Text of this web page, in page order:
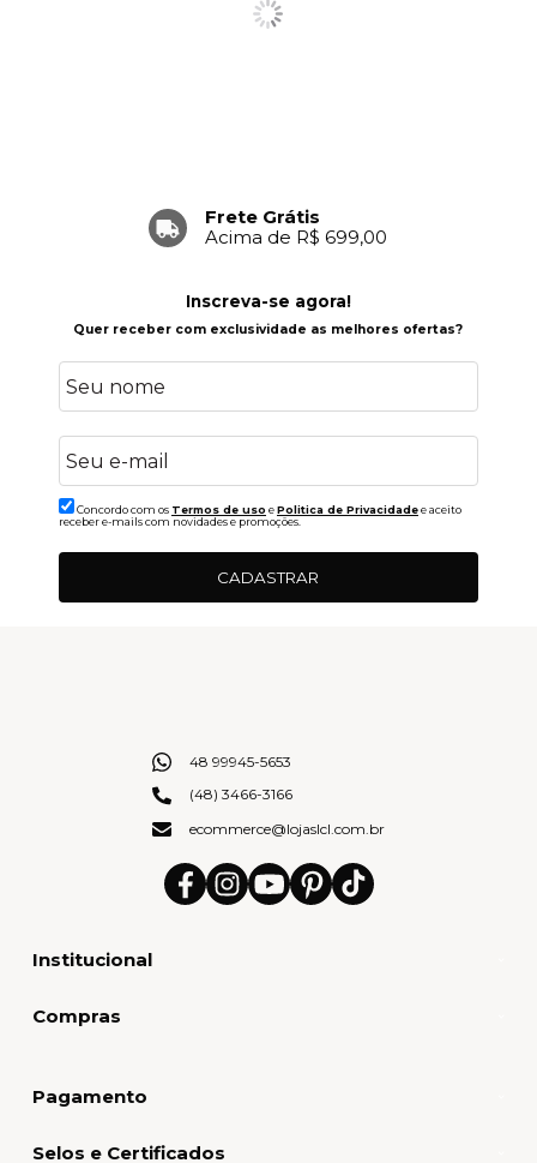
Frete Grátis
Acima de R$ 699,00
Inscreva-se agora!
Quer receber com exclusividade as melhores ofertas?
Concordo com os Termos de uso ePolitica de Privacidadee aceito
receber e-mails com novidades e promoções.
CADASTRAR
Institucional
Compras
48 99945-5653
(48) 3466-3166
ecommerce@lojaslcl.com.br
Pagamento
Selos e Certificados